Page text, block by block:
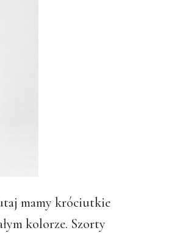
mamy króciutkie
kolorze. Szorty